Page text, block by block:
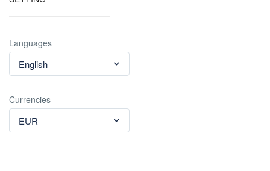
Languages
English
Currencies
EUR